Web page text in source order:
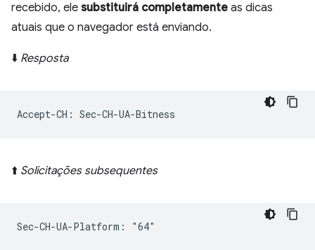
recebido, ele substituirá completamente as dicas
atuais que o navegador está enviando.
⬇️ Resposta
⬆️ Solicitações subsequentes